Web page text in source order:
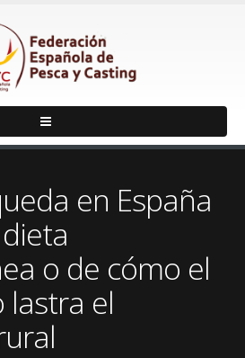
en España
o de cómo el
lastra el